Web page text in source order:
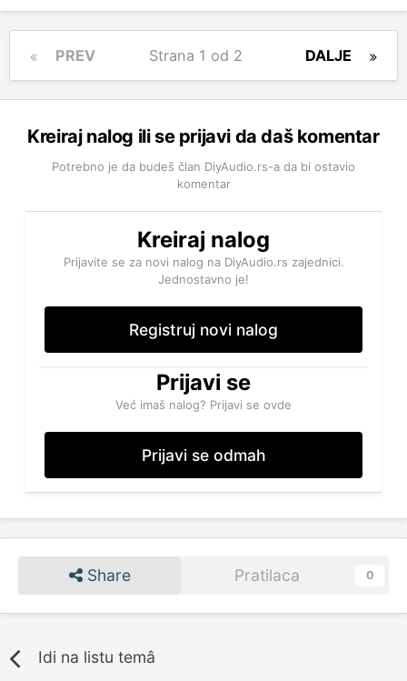
PREV DALJE
Strana 1 od 2
Kreiraj nalog ili se prijavi da daš komentar
Potrebno je da budeš član DiyAudio.rs-a da bi ostavio
komentar
Kreiraj nalog
Prijavite se za novi nalog na DiyAudio.rs zajednici.
Jednostavno je!
Registruj novi nalog
Prijavi se
Već imaš nalog? Prijavi se ovde
Prijavi se odmah
Share Pratilaca 0
Idi na listu temâ